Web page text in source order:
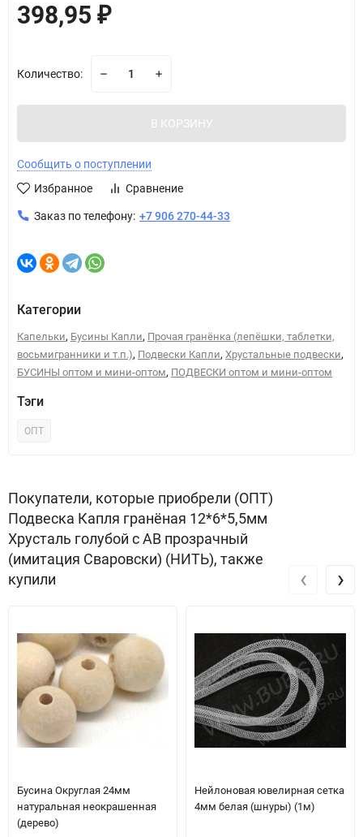
398,95 ₽
Количество:
В КОРЗИНУ
Сообщить о поступлении
Избранное
Сравнение
Заказ по телефону: +7 906 270-44-33
Категории
Капельки, Бусины Капли, Прочая гранёнка (лепёшки, таблетки,
восьмигранники и т.п.), Подвески Капли, Хрустальные подвески,
БУСИНЫ оптом и мини-оптом, ПОДВЕСКИ оптом и мини-оптом
Тэги
ОПТ
Покупатели, которые приобрели (ОПТ)
Подвеска Капля гранёная 12*6*5,5мм
Хрусталь голубой с АВ прозрачный
(имитация Сваровски) (НИТЬ), также
купили
Бусина Округлая 24мм
натуральная неокрашенная
(дерево)
Нейлоновая ювелирная сетка
4мм белая (шнуры) (1м)
‹ ›